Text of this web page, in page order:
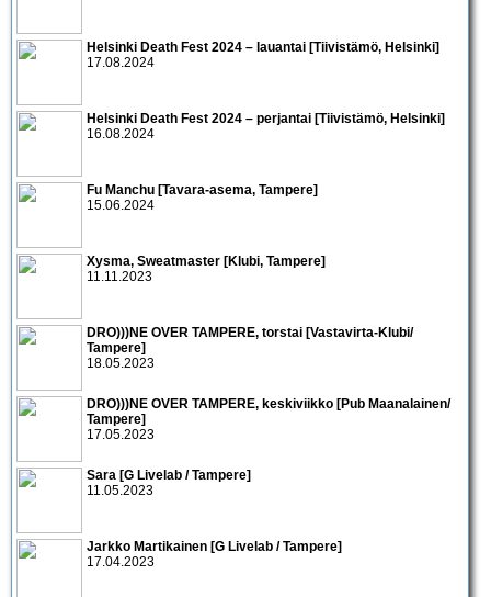
Helsinki Death Fest 2024 – lauantai [Tiivistämö, Helsinki]
17.08.2024
Helsinki Death Fest 2024 – perjantai [Tiivistämö, Helsinki]
16.08.2024
Fu Manchu [Tavara-asema, Tampere]
15.06.2024
Xysma, Sweatmaster [Klubi, Tampere]
11.11.2023
DRO)))NE OVER TAMPERE, torstai [Vastavirta-Klubi/
Tampere]
18.05.2023
DRO)))NE OVER TAMPERE, keskiviikko [Pub Maanalainen/
Tampere]
17.05.2023
Sara [G Livelab / Tampere]
11.05.2023
Jarkko Martikainen [G Livelab / Tampere]
17.04.2023